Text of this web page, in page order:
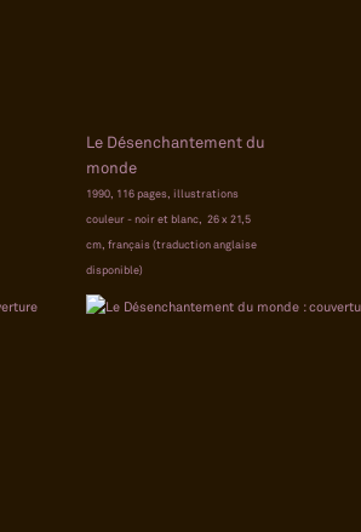
Le Désenchantement du
monde
1990, 116 pages, illustrations
couleur - noir et blanc, 26 x 21,5
cm, français (traduction anglaise
disponible)